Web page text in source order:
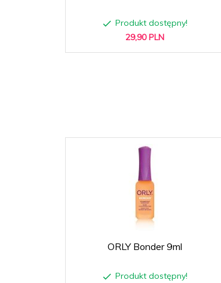
Produkt dostępny!
29,90 PLN
ORLY Bonder 9ml
Produkt dostępny!